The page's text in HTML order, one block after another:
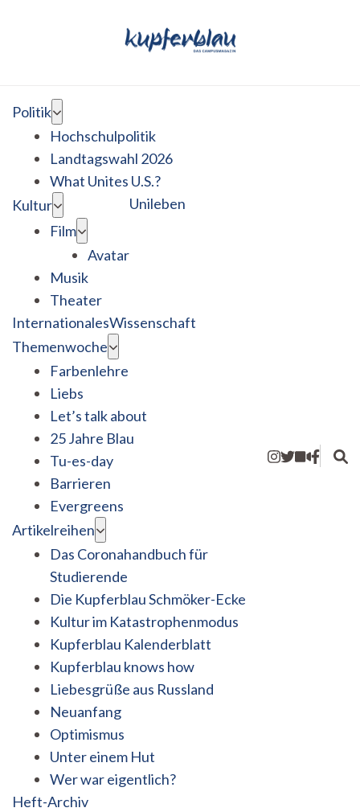
Politik
Hochschulpolitik
Landtagswahl 2026
What Unites U.S.?
Kultur
Film
Avatar
Musik
Theater
Unileben
InternationalesWissenschaft
Themenwoche
Farbenlehre
Liebs
Let’s talk about
25 Jahre Blau
Tu-es-day
Barrieren
Evergreens
Artikelreihen
Das Coronahandbuch für
Studierende
Die Kupferblau Schmöker-Ecke
Kultur im Katastrophenmodus
Kupferblau Kalenderblatt
Kupferblau knows how
Liebesgrüße aus Russland
Neuanfang
Optimismus
Unter einem Hut
Wer war eigentlich?
Heft-Archiv